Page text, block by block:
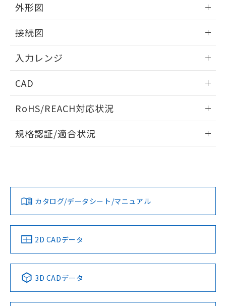
外形図
接続図
入力レンジ
CAD
ドすることができます。
ログイン/会員登録
ダウンロードデータをご利用いただく前に、以下を必ずお読
みください。
ソフトウェアの使用条件
RoHS/REACH対応状況
EU RoHS 注意事項・凡例
対応済み
中国 RoHS 注意事項・凡例
Pb Hg Cd Cr(VI)
規格認証/適合状況
LR型式承認
（イギリス
船舶規格）
DNV型式承認
（ノルウェー
BV型式承認
（フランス
KR型式
（韓国
Yes No No No
この製品の規格認証/適合状況ページへ
その他の認証はこちらのページからご検索ください
カタログ/データシート/マニュアル
2D CADデータ
3D CADデータ